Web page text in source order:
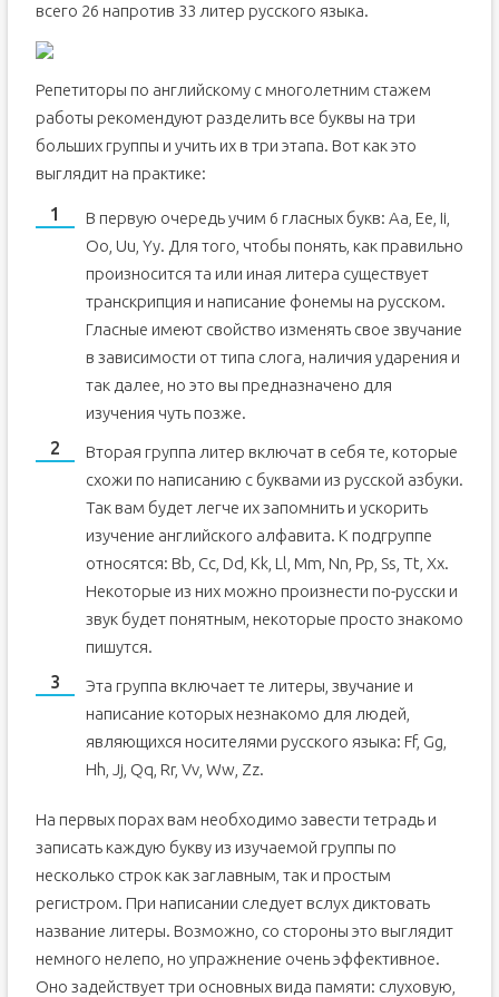
всего 26 напротив 33 литер русского языка.
Репетиторы по английскому с многолетним стажем
работы рекомендуют разделить все буквы на три
больших группы и учить их в три этапа. Вот как это
выглядит на практике:
В первую очередь учим 6 гласных букв: Аа, Ее, Ii,
Оо, Uu, Yy. Для того, чтобы понять, как правильно
произносится та или иная литера существует
транскрипция и написание фонемы на русском.
Гласные имеют свойство изменять свое звучание
в зависимости от типа слога, наличия ударения и
так далее, но это вы предназначено для
изучения чуть позже.
Вторая группа литер включат в себя те, которые
схожи по написанию с буквами из русской азбуки.
Так вам будет легче их запомнить и ускорить
изучение английского алфавита. К подгруппе
относятся: Bb, Cc, Dd, Kk, Ll, Mm, Nn, Pp, Ss, Tt, Xx.
Некоторые из них можно произнести по-русски и
звук будет понятным, некоторые просто знакомо
пишутся.
Эта группа включает те литеры, звучание и
написание которых незнакомо для людей,
являющихся носителями русского языка: Ff, Gg,
Hh, Jj, Qq, Rr, Vv, Ww, Zz.
На первых порах вам необходимо завести тетрадь и
записать каждую букву из изучаемой группы по
несколько строк как заглавным, так и простым
регистром. При написании следует вслух диктовать
название литеры. Возможно, со стороны это выглядит
немного нелепо, но упражнение очень эффективное.
Оно задействует три основных вида памяти: слуховую,